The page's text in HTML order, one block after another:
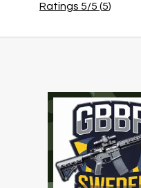
Ratings 5/5 (5)